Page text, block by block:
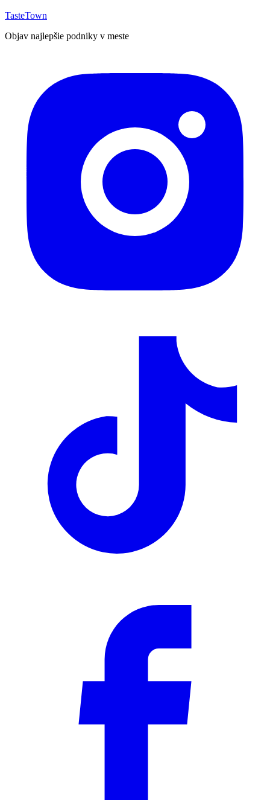
TasteTown
Objav najlepšie podniky v meste